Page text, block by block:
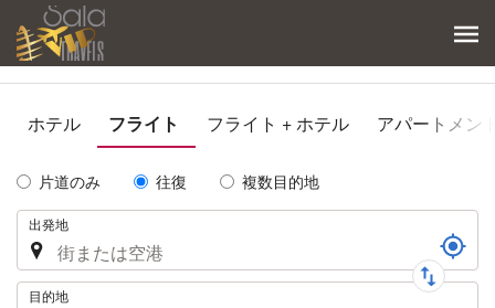
ホテル フライト フライト + ホテル アパートメン
Tipo
Trayecto
片道のみ 往復
複数目的地
航出発地
目的地